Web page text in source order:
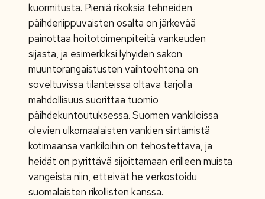
kuormitusta. Pieniä rikoksia tehneiden
päihderiippuvaisten osalta on järkevää
painottaa hoitotoimenpiteitä vankeuden
sijasta, ja esimerkiksi lyhyiden sakon
muuntorangaistusten vaihtoehtona on
soveltuvissa tilanteissa oltava tarjolla
mahdollisuus suorittaa tuomio
päihdekuntoutuksessa. Suomen vankiloissa
olevien ulkomaalaisten vankien siirtämistä
kotimaansa vankiloihin on tehostettava, ja
heidät on pyrittävä sijoittamaan erilleen muista
vangeista niin, etteivät he verkostoidu
suomalaisten rikollisten kanssa.